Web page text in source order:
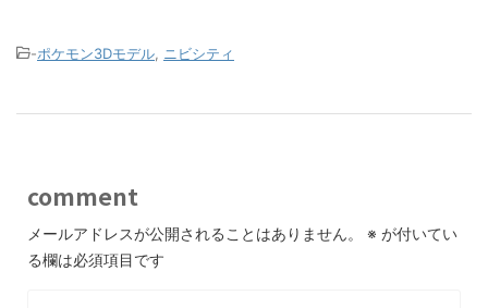
-ポケモン3Dモデル ニビシティ
comment
メールアドレスが公開されることはありません。 ※ が付いてい
る欄は必須項目です